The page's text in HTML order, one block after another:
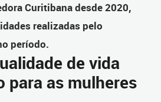
Curitibana desde 2020,
realizadas pelo
período.
de vida
para as mulheres